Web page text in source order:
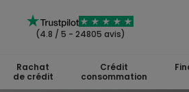
(4.8 / 5 - 24805 avis)
Rachat
de crédit
Crédit
consommation